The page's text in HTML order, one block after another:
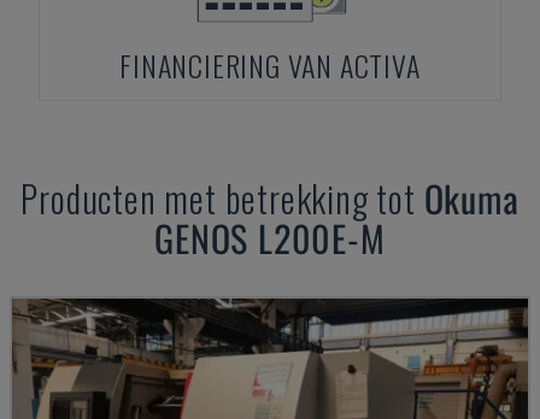
FINANCIERING VAN ACTIVA
Producten met betrekking tot Okuma
GENOS L200E-M